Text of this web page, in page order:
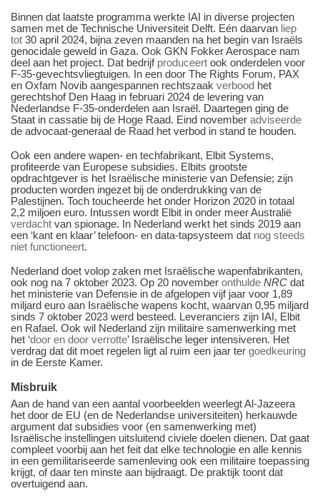
Binnen dat laatste programma werkte IAI in diverse projecten
samen met de Technische Universiteit Delft. Eén daarvan liep
tot 30 april 2024, bijna zeven maanden na het begin van Israëls
genocidale geweld in Gaza. Ook GKN Fokker Aerospace nam
deel aan het project. Dat bedrijf produceert ook onderdelen voor
F-35-gevechtsvliegtuigen. In een door The Rights Forum, PAX
en Oxfam Novib aangespannen rechtszaak verbood het
gerechtshof Den Haag in februari 2024 de levering van
Nederlandse F-35-onderdelen aan Israël. Daartegen ging de
Staat in cassatie bij de Hoge Raad. Eind november adviseerde
de advocaat-generaal de Raad het verbod in stand te houden.
Ook een andere wapen- en techfabrikant, Elbit Systems,
profiteerde van Europese subsidies. Elbits grootste
opdrachtgever is het Israëlische ministerie van Defensie; zijn
producten worden ingezet bij de onderdrukking van de
Palestijnen. Toch toucheerde het onder Horizon 2020 in totaal
2,2 miljoen euro. Intussen wordt Elbit in onder meer Australië
verdacht van spionage. In Nederland werkt het sinds 2019 aan
een ‘kant en klaar’ telefoon- en data-tapsysteem dat nog steeds
niet functioneert.
Nederland doet volop zaken met Israëlische wapenfabrikanten,
ook nog na 7 oktober 2023. Op 20 november onthulde NRC dat
het ministerie van Defensie in de afgelopen vijf jaar voor 1,89
miljard euro aan Israëlische wapens kocht, waarvan 0,95 miljard
sinds 7 oktober 2023 werd besteed. Leveranciers zijn IAI, Elbit
en Rafael. Ook wil Nederland zijn militaire samenwerking met
het ‘door en door verrotte’ Israëlische leger intensiveren. Het
verdrag dat dit moet regelen ligt al ruim een jaar ter goedkeuring
in de Eerste Kamer.
Misbruik
Aan de hand van een aantal voorbeelden weerlegt Al-Jazeera
het door de EU (en de Nederlandse universiteiten) herkauwde
argument dat subsidies voor (en samenwerking met)
Israëlische instellingen uitsluitend civiele doelen dienen. Dat gaat
compleet voorbij aan het feit dat elke technologie en alle kennis
in een gemilitariseerde samenleving ook een militaire toepassing
krijgt, of daar ten minste aan bijdraagt. De praktijk toont dat
overtuigend aan.